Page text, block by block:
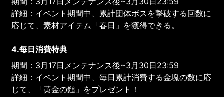
詳細：イベント期間中、累計団体ボスを撃破する回数に
応じて、素材アイテム「春日」を獲得できる。
4.每日消費特典
期間：3月17日メンテナンス後~3月30日23:59
詳細：イベント期間中、毎日累計消費する金塊の数に応
じて、「黄金の鎚」をプレゼント！